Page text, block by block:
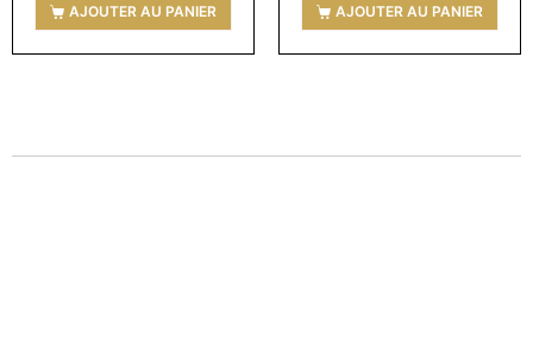
AJOUTER AU PANIER AJOUTER AU PANIER